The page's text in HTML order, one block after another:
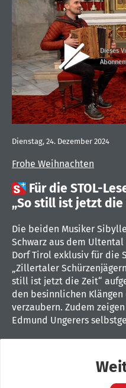
Dieses
Frohe Weihnachten
Dienstag, 24. Dezember 2024
 Für die STOL-
„So still ist jetzt die
Die beiden Musiker
Schwarz aus dem
Dorf Tirol exklusiv für die
„Zillertaler
still ist jetzt die Zeit“
den besinnlichen
verzaubern. Zudem
Edmund Ungerers